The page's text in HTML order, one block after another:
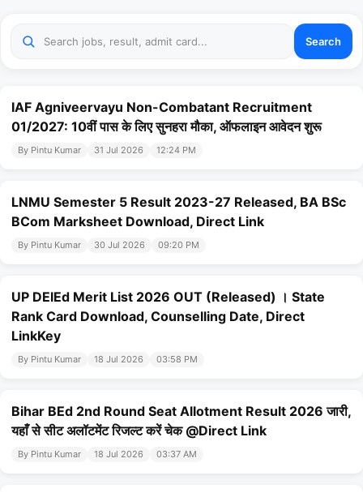
Search
IAF Agniveervayu Non-Combatant Recruitment
01/2027: 10वीं पास के लिए सुनहरा मौका, ऑफलाइन आवेदन शुरू
By Pintu Kumar 31 Jul 2026 12:24 PM
LNMU Semester 5 Result 2023-27 Released, BA BSc
BCom Marksheet Download, Direct Link
By Pintu Kumar 30 Jul 2026 09:20 PM
UP DElEd Merit List 2026 OUT (Released) । State
Rank Card Download, Counselling Date, Direct
LinkKey
By Pintu Kumar 18 Jul 2026 03:58 PM
Bihar BEd 2nd Round Seat Allotment Result 2026 जारी,
यहाँ से सीट अलॉटमेंट रिजल्ट करें चेक @Direct Link
By Pintu Kumar 18 Jul 2026 03:37 AM